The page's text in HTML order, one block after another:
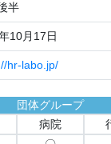
半
10月17日
hr-labo.jp/
団体グループ
病院